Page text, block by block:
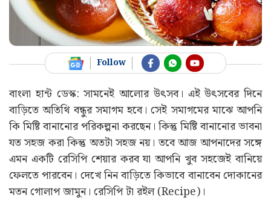
Follow
বাংলা হান্ট ডেস্ক: সামনেই আলোর উৎসব। এই উৎসবের দিনে
বাড়িতে অতিথি বন্ধুর সমাগম হবে। সেই সমাগমের মাঝে আপনি
কি মিষ্টি বানানোর পরিকল্পনা করছেন। কিন্তু মিষ্টি বানানোর ভাবনা
যত সহজ করা কিন্তু অতটা সহজ নয়। তবে আজ আপনাদের সঙ্গে
এমন একটি রেসিপি শেয়ার করব যা আপনি খুব সহজেই বানিয়ে
ফেলতে পারবেন। দেখে নিন বাড়িতে কিভাবে বানাবেন দোকানের
মতন গোলাপ জামুন। রেসিপি টা রইল (Recipe)।